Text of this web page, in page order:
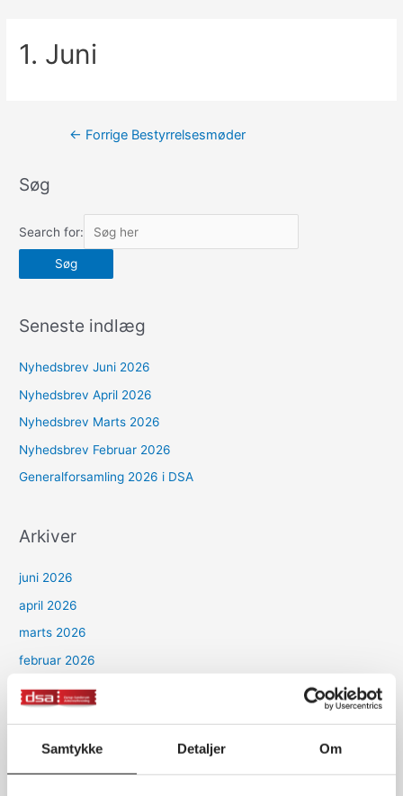
Samtykke Detaljer Om
1. Juni
Indlægsnavigation
← Forrige Bestyrrelsesmøder
Søg
Search for:
Seneste indlæg
Nyhedsbrev Juni 2026
Nyhedsbrev April 2026
Nyhedsbrev Marts 2026
Nyhedsbrev Februar 2026
Generalforsamling 2026 i DSA
Arkiver
juni 2026
april 2026
marts 2026
februar 2026
januar 2026
oktober 2025
august 2025